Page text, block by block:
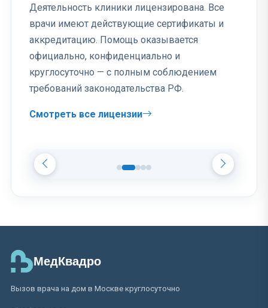
Деятельность клиники лицензирована. Все
врачи имеют действующие сертификаты и
аккредитацию. Помощь оказывается
официально, конфиденциально и
круглосуточно — с полным соблюдением
требований законодательства РФ.
Смотреть все лицензии
МедКвадро
Вызов врача на дом в Москве круглосуточно